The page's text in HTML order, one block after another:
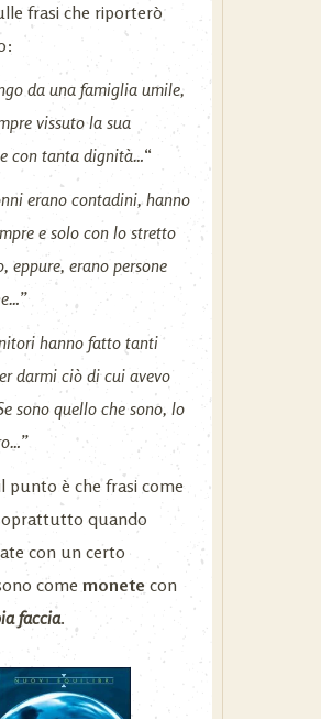
frasi che riporterò
da una famiglia umile,
vissuto la sua
con tanta dignità…“
erano contadini, hanno
e solo con lo stretto
eppure, erano persone
hanno fatto tanti
darmi ciò di cui avevo
sono quello che sono, lo
punto è che frasi come
quando
con un certo
come monete con
faccia.